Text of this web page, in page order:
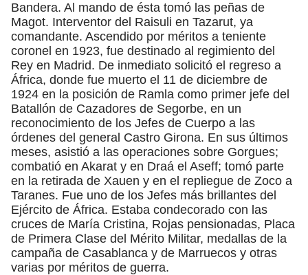
Bandera. Al mando de ésta tomó las peñas de
Magot. Interventor del Raisuli en Tazarut, ya
comandante. Ascendido por méritos a teniente
coronel en 1923, fue destinado al regimiento del
Rey en Madrid. De inmediato solicitó el regreso a
África, donde fue muerto el 11 de diciembre de
1924 en la posición de Ramla como primer jefe del
Batallón de Cazadores de Segorbe, en un
reconocimiento de los Jefes de Cuerpo a las
órdenes del general Castro Girona. En sus últimos
meses, asistió a las operaciones sobre Gorgues;
combatió en Akarat y en Draá el Aseff; tomó parte
en la retirada de Xauen y en el repliegue de Zoco a
Taranes. Fue uno de los Jefes más brillantes del
Ejército de África. Estaba condecorado con las
cruces de María Cristina, Rojas pensionadas, Placa
de Primera Clase del Mérito Militar, medallas de la
campaña de Casablanca y de Marruecos y otras
varias por méritos de guerra.